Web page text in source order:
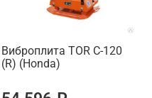
Виброплита TOR C-120
(R) (Honda)